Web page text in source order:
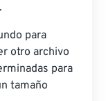
para
otro archivo
para
tamaño